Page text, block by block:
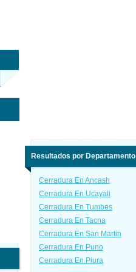
Resultados por Departamento
Cerradura En Ancash
Cerradura En Ucayali
Cerradura En Tumbes
Cerradura En Tacna
Cerradura En San Martin
Cerradura En Puno
Cerradura En Piura